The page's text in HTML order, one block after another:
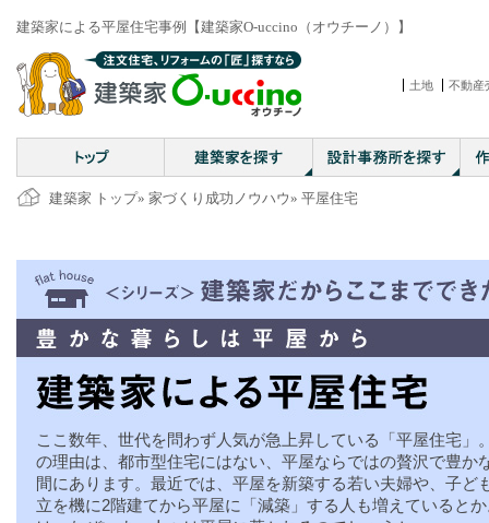
建築家による平屋住宅事例【建築家O-uccino（オウチーノ）】
土地 不動産
建築家 トップ» 家づくり成功ノウハウ» 平屋住宅
ここ数年、世代を問わず人気が急上昇している「平屋住宅」
の理由は、都市型住宅にはない、平屋ならではの贅沢で豊か
間にあります。最近では、平屋を新築する若い夫婦や、子ど
立を機に2階建てから平屋に「減築」する人も増えていると